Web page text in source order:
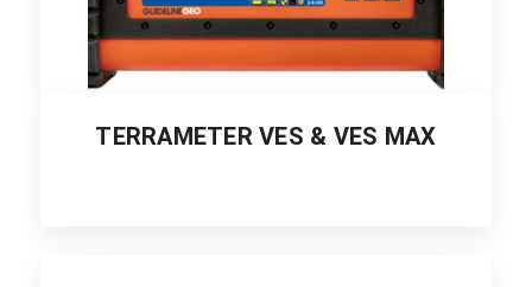
TERRAMETER VES & VES MAX